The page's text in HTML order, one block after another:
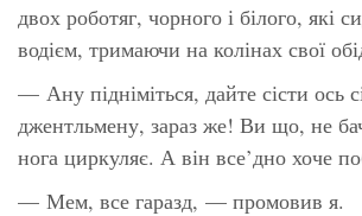
двох роботяг, чорного і білого, які
водієм, тримаючи на колінах свої
— Ану підніміться, дайте сісти ось
джентльмену, зараз же! Ви що, не
нога циркуляє. А він все’дно хоче
— Мем, все гаразд, — промовив я.